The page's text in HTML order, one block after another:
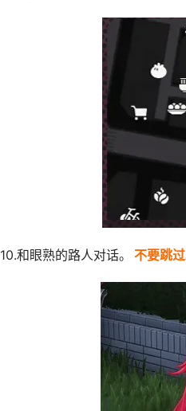
10.和眼熟的路人对话。 不要跳